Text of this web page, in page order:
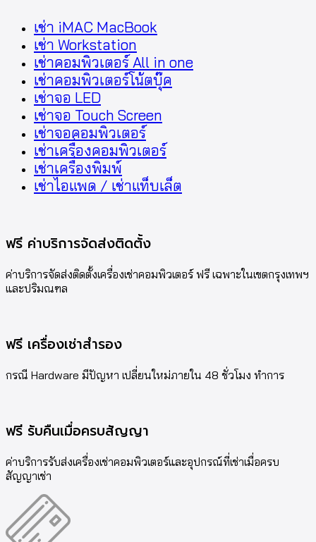
เช่า iMAC MacBook
เช่า Workstation
เช่าคอมพิวเตอร์ All in one
เช่าคอมพิวเตอร์โน้ตบุ๊ค
เช่าจอ LED
เช่าจอ Touch Screen
เช่าจอคอมพิวเตอร์
เช่าเครื่องคอมพิวเตอร์
เช่าเครื่องพิมพ์
เช่าไอแพด / เช่าแท็บเล็ต
ฟรี ค่าบริการจัดส่งติดตั้ง
ค่าบริการจัดส่งติดตั้งเครื่องเช่าคอมพิวเตอร์ ฟรี เฉพาะในเขตกรุงเทพฯ
และปริมณฑล
ฟรี เครื่องเช่าสำรอง
กรณี Hardware มีปัญหา เปลี่ยนใหม่ภายใน 48 ชั่วโมง ทำการ
ฟรี รับคืนเมื่อครบสัญญา
ค่าบริการรับส่งเครื่องเช่าคอมพิวเตอร์และอุปกรณ์ที่เช่าเมื่อครบ
สัญญาเช่า